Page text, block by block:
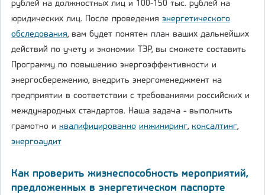
рублей на должностных лиц и 100-150 тыс. рублей на
юридических лиц. После проведения энергетического
обследования, вам будет понятен план ваших дальнейших
действий по учету и экономии ТЭР, вы сможете составить
Программу по повышению энергоэффективности и
энергосбережению, внедрить энергоменеджмент на
предприятии в соответствии с требованиями российских и
международных стандартов. Наша задача - выполнить
грамотно и квалифицированно инжиниринг, консалтинг,
энергоаудит
Как проверить жизнеспособность мероприятий,
предложенных в энергетическом паспорте